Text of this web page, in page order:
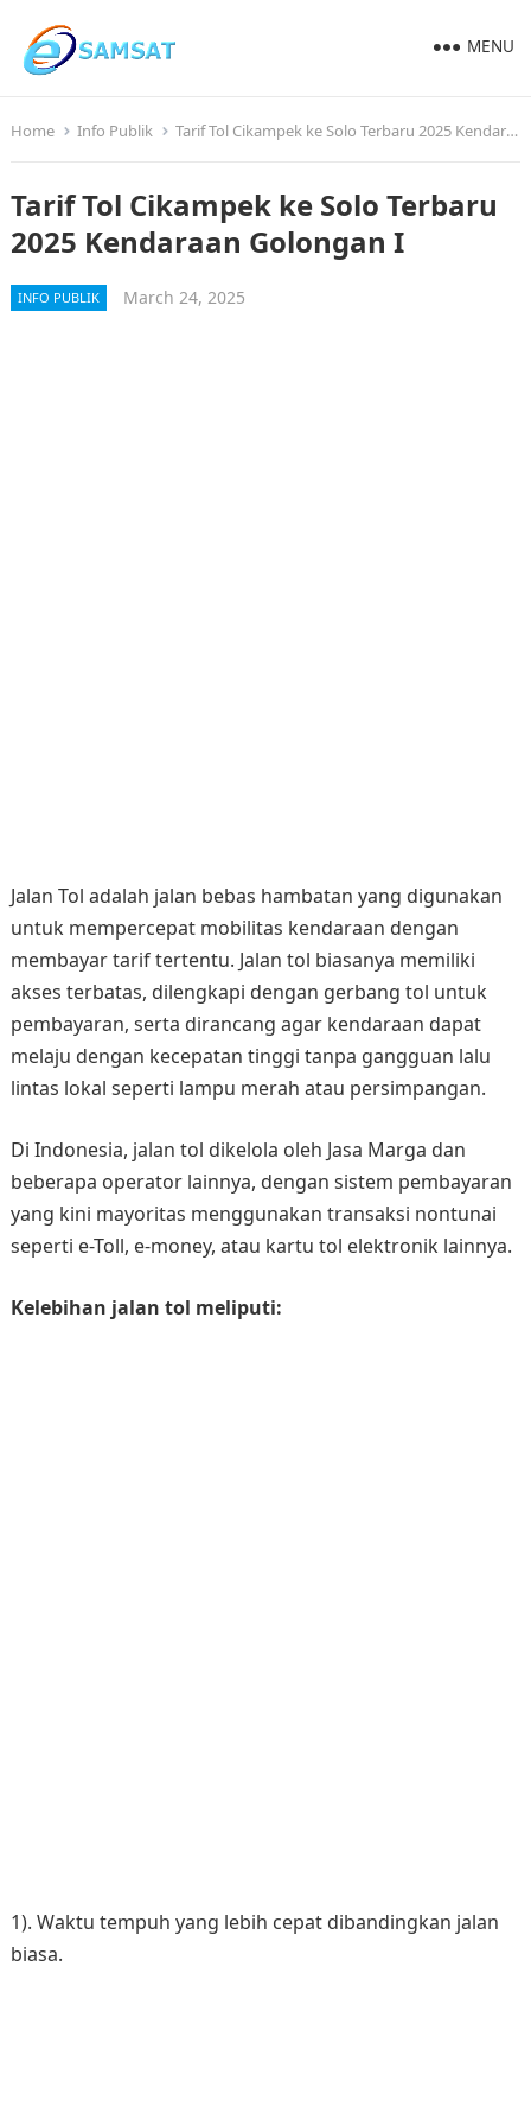
MENU
Home Info Publik Tarif Tol Cikampek ke Solo Terbaru 2025 Kendaraan Golongan I
Tarif Tol Cikampek ke Solo Terbaru
2025 Kendaraan Golongan I
INFO PUBLIK March 24, 2025
Jalan Tol adalah jalan bebas hambatan yang digunakan
untuk mempercepat mobilitas kendaraan dengan
membayar tarif tertentu. Jalan tol biasanya memiliki
akses terbatas, dilengkapi dengan gerbang tol untuk
pembayaran, serta dirancang agar kendaraan dapat
melaju dengan kecepatan tinggi tanpa gangguan lalu
lintas lokal seperti lampu merah atau persimpangan.
Di Indonesia, jalan tol dikelola oleh Jasa Marga dan
beberapa operator lainnya, dengan sistem pembayaran
yang kini mayoritas menggunakan transaksi nontunai
seperti e-Toll, e-money, atau kartu tol elektronik lainnya.
Kelebihan jalan tol meliputi:
1). Waktu tempuh yang lebih cepat dibandingkan jalan
biasa.